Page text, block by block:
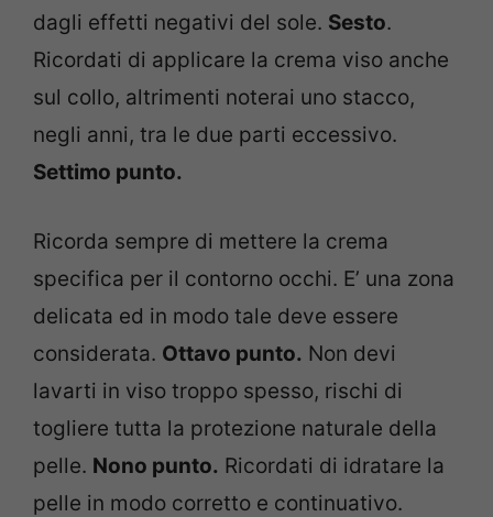
dagli effetti negativi del sole. Sesto.
Ricordati di applicare la crema viso anche
sul collo, altrimenti noterai uno stacco,
negli anni, tra le due parti eccessivo.
Settimo punto.
Ricorda sempre di mettere la crema
specifica per il contorno occhi. E’ una zona
delicata ed in modo tale deve essere
considerata. Ottavo punto. Non devi
lavarti in viso troppo spesso, rischi di
togliere tutta la protezione naturale della
pelle. Nono punto. Ricordati di idratare la
pelle in modo corretto e continuativo.